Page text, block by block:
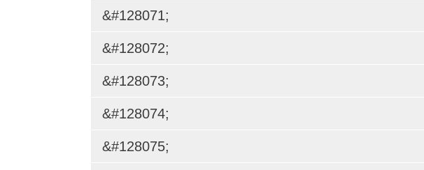
&#128071;
&#128072;
&#128073;
&#128074;
&#128075;